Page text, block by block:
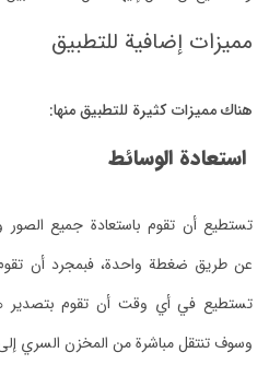
مميزات إضافية للتطبيق
هناك مميزات كثيرة للتطبيق منها:
استعادة الوسائط
تستطيع أن تقوم باستعادة جميع الصور
عن طريق ضغطة واحدة، فبمجرد أن
تستطيع في أي وقت أن تقوم بتصدير
وسوف تنتقل مباشرة من المخزن السري